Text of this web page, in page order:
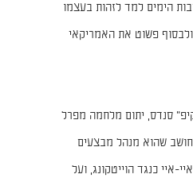
הימים למד לזהות בעצמו
פשוט את האמריקאי
סנדס, יתום מלחמה מפרל
שהוא מנהל מבצעים
איי כנגד הוייטקונג, ועל